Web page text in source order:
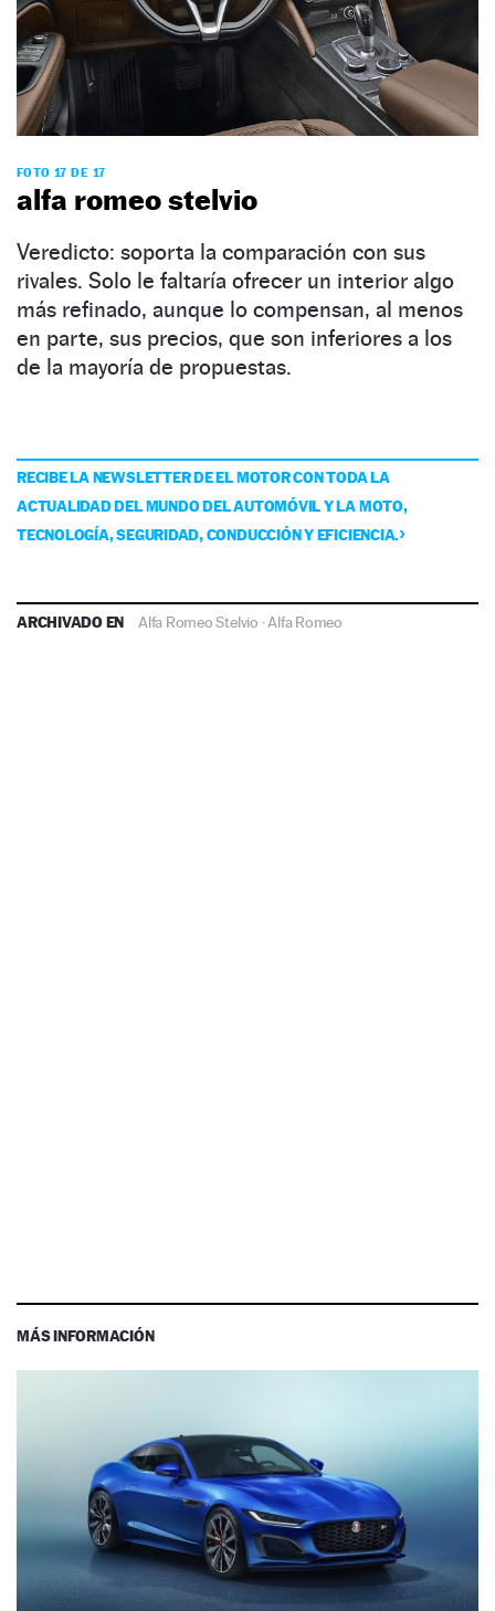
FOTO 17 DE 17
alfa romeo stelvio
Veredicto: soporta la comparación con sus
rivales. Solo le faltaría ofrecer un interior algo
más refinado, aunque lo compensan, al menos
en parte, sus precios, que son inferiores a los
de la mayoría de propuestas.
RECIBE LA NEWSLETTER DE EL MOTOR CON TODA LA
ACTUALIDAD DEL MUNDO DEL AUTOMÓVIL Y LA MOTO,
TECNOLOGÍA, SEGURIDAD, CONDUCCIÓN Y EFICIENCIA.
ARCHIVADO EN Alfa Romeo Stelvio ·Alfa Romeo
MÁS INFORMACIÓN